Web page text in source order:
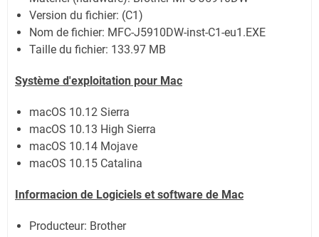
Version du fichier: (C1)
Nom de fichier: MFC-J5910DW-inst-C1-eu1.EXE
Taille du fichier: 133.97 MB
Système d'exploitation pour Mac
macOS 10.12 Sierra
macOS 10.13 High Sierra
macOS 10.14 Mojave
macOS 10.15 Catalina
Informacion de Logiciels et software de Mac
Producteur: Brother